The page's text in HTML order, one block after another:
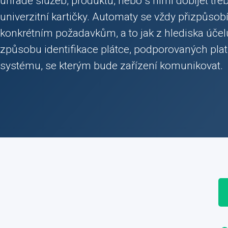
univerzitní kartičky. Automaty se vždy
konkrétním požadavkům, a to jak z hlediska
způsobu identifikace plátce, podporovaných
systému, se kterým bude zařízení komunikovat.